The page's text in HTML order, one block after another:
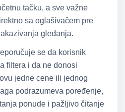
tačku, a sve važne
sa oglašivačem pre
gledanja.
se da korisnik
filtera i da ne donosi
jedne cene ili jednog
podrazumeva poređenje,
ponude i pažljivo čitanje